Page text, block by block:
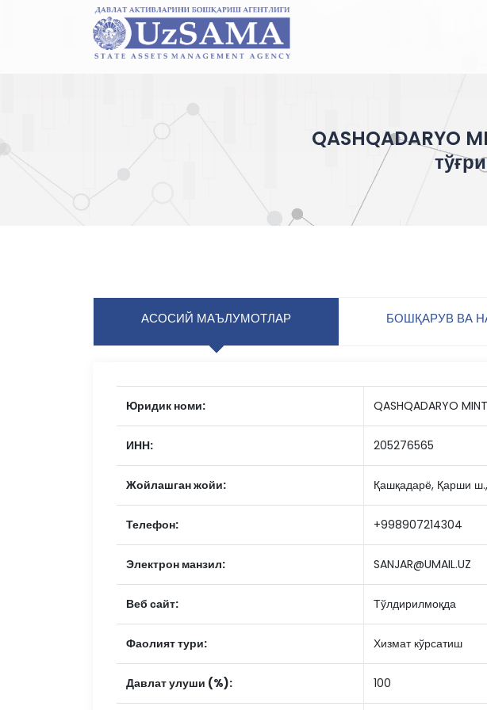
QASHQADARYO
АСОСИЙ МАЪЛУМОТЛАР БОШҚАРУВ ВА
Юридик номи: QASHQADARYO
ИНН: 205276565
Жойлашган жойи: Қашқадарё, Қарши
Телефон: +998907214304
Электрон манзил: SANJAR@UMAIL.UZ
Веб сайт: Тўлдирилмоқда
Фаолият тури: Хизмат кўрсатиш
Давлат улуши (%): 100